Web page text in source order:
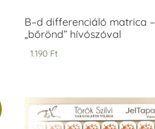
B–d differenciáló matrica –
„bőrönd” hívószóval
1.190 Ft